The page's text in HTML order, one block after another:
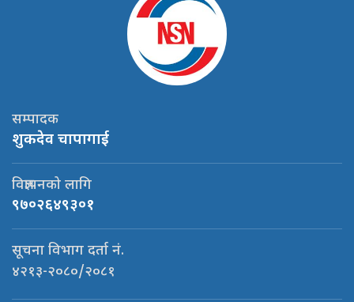
सम्पादक
शुकदेव चापागाई
विज्ञापनको लागि
९७०२६४९३०१
सूचना विभाग दर्ता नं.
४२१३-२०८०/२०८१